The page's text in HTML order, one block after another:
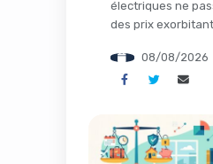
électriques ne
des prix
accessible qui
mobilité durable ?
l’annonce du
up électrique qui
seulement 28 350
08/08/2026